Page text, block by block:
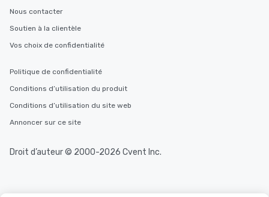
Nous contacter
Soutien à la clientèle
Vos choix de confidentialité
Politique de confidentialité
Conditions d’utilisation du produit
Conditions d’utilisation du site web
Annoncer sur ce site
Droit d’auteur © 2000-2026 Cvent Inc.